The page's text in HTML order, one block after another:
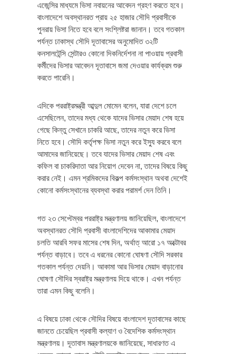
এজেন্সির মাধ্যমে ভিসা নবায়নের আবেদন গ্রহণ করতে হবে।
বাংলাদেশে অবস্থানরত প্রায় ২৫ হাজার সৌদি প্রবাসীকে
পুনরায় ভিসা নিতে হবে বলে সংশ্লিষ্টরা জানান। তবে গতকাল
পর্যন্ত ঢাকাস্থ সৌদি দূতাবাসের অনুমোদিত ৩২টি
কনসালটেন্সি সেন্টারও কোনো দিকনির্দেশনা না পাওয়ায় প্রবাসী
কর্মীদের ভিসার আবেদন দূতাবাসে জমা দেওয়ার কার্যক্রম শুরু
করতে পারেনি।
এদিকে পররাষ্ট্রমন্ত্রী আব্দুল মোমেন বলেন, যারা দেশে চলে
এসেছিলেন, তাদের মধ্য থেকে যাদের ভিসার মেয়াদ শেষ হয়ে
গেছে কিন্তু সেখানে চাকরি আছে, তাদের নতুন করে ভিসা
নিতে হবে। সৌদি কর্তৃপক্ষ ভিসা নতুন করে ইস্যু করবে বলে
আমাদের জানিয়েছে। তবে যাদের ভিসার মেয়াদ শেষ এবং
কফিল বা চাকরিদাতা আর নিয়োগ দেবেন না, তাদের বিষয়ে কিছু
করার নেই। এমন শ্রমিকদের বিকল্প কর্মসংস্থান অথবা দেশেই
কোনো কর্মসংস্থানের ব্যবস্থা করার পরামর্শ দেন তিনি।
গত ২৩ সেপ্টেম্বর পররাষ্ট্র মন্ত্রণালয় জানিয়েছিল, বাংলাদেশে
অবস্থানরত সৌদি প্রবাসী বাংলাদেশিদের আকামার মেয়াদ
চলতি আরবি সফর মাসের শেষ দিন, অর্থাত্ আরো ১৭ অক্টোবর
পর্যন্ত বাড়াবে। তবে এ ধরনের কোনো ঘোষণা সৌদি সরকার
গতকাল পর্যন্ত দেয়নি। আকামা আর ভিসার মেয়াদ বাড়ানোর
ঘোষণা সৌদির স্বরাষ্ট্র মন্ত্রণালয় দিয়ে থাকে। এখন পর্যন্ত
তারা এমন কিছু বলেনি।
এ বিষয়ে ঢাকা থেকে সৌদির বিষয়ে বাংলাদেশ দূতাবাসের কাছে
জানতে চেয়েছিল প্রবাসী কল্যাণ ও বৈদেশিক কর্মসংস্থান
মন্ত্রণালয়। দূতাবাস মন্ত্রণালয়কে জানিয়েছে, সাধারণত এ